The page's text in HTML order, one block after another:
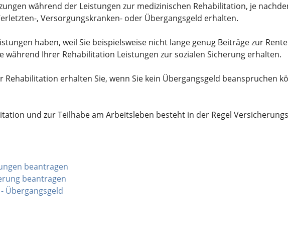
während der Leistungen zur medizinischen Rehabilitation, je
, Versorgungskranken- oder Übergangsgeld erhalten.
haben, weil Sie beispielsweise nicht lange genug Beiträge zur
während Ihrer Rehabilitation Leistungen zur sozialen Sicherung erhalten.
erhalten Sie, wenn Sie kein Übergangsgeld beanspruchen
und zur Teilhabe am Arbeitsleben besteht in der Regel
beantragen
beantragen
Übergangsgeld